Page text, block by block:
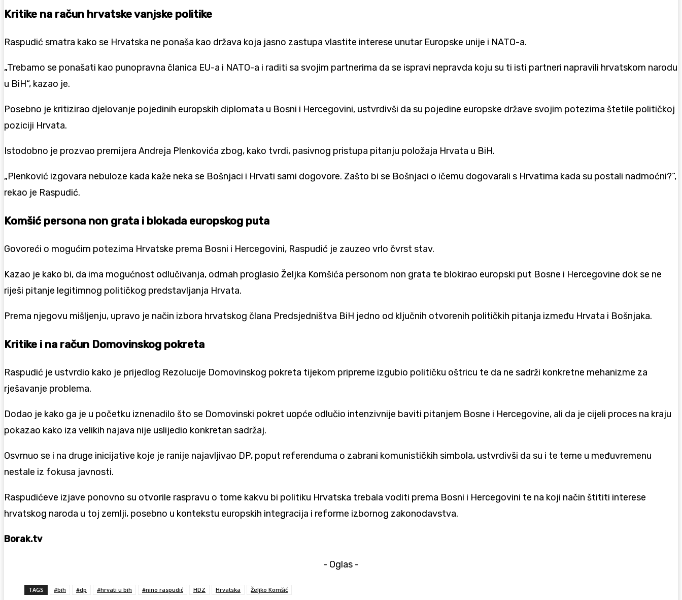
Kritike na račun hrvatske vanjske politike
Raspudić smatra kako se Hrvatska ne ponaša kao država koja jasno zastupa vlastite interese unutar Europske unije i NATO-a.
„Trebamo se ponašati kao punopravna članica EU-a i NATO-a i raditi sa svojim partnerima da se ispravi nepravda koju su ti isti partneri napravili hrvatskom narodu
u BiH“, kazao je.
Posebno je kritizirao djelovanje pojedinih europskih diplomata u Bosni i Hercegovini, ustvrdivši da su pojedine europske države svojim potezima štetile političkoj
poziciji Hrvata.
Istodobno je prozvao premijera Andreja Plenkovića zbog, kako tvrdi, pasivnog pristupa pitanju položaja Hrvata u BiH.
„Plenković izgovara nebuloze kada kaže neka se Bošnjaci i Hrvati sami dogovore. Zašto bi se Bošnjaci o ičemu dogovarali s Hrvatima kada su postali nadmoćni?“,
rekao je Raspudić.
Komšić persona non grata i blokada europskog puta
Govoreći o mogućim potezima Hrvatske prema Bosni i Hercegovini, Raspudić je zauzeo vrlo čvrst stav.
Kazao je kako bi, da ima mogućnost odlučivanja, odmah proglasio Željka Komšića personom non grata te blokirao europski put Bosne i Hercegovine dok se ne
riješi pitanje legitimnog političkog predstavljanja Hrvata.
Prema njegovu mišljenju, upravo je način izbora hrvatskog člana Predsjedništva BiH jedno od ključnih otvorenih političkih pitanja između Hrvata i Bošnjaka.
Kritike i na račun Domovinskog pokreta
Raspudić je ustvrdio kako je prijedlog Rezolucije Domovinskog pokreta tijekom pripreme izgubio političku oštricu te da ne sadrži konkretne mehanizme za
rješavanje problema.
Dodao je kako ga je u početku iznenadilo što se Domovinski pokret uopće odlučio intenzivnije baviti pitanjem Bosne i Hercegovine, ali da je cijeli proces na kraju
pokazao kako iza velikih najava nije uslijedio konkretan sadržaj.
Osvrnuo se i na druge inicijative koje je ranije najavljivao DP, poput referenduma o zabrani komunističkih simbola, ustvrdivši da su i te teme u međuvremenu
nestale iz fokusa javnosti.
Raspudićeve izjave ponovno su otvorile raspravu o tome kakvu bi politiku Hrvatska trebala voditi prema Bosni i Hercegovini te na koji način štititi interese
hrvatskog naroda u toj zemlji, posebno u kontekstu europskih integracija i reforme izbornog zakonodavstva.
Borak.tv
- Oglas -
TAGS #bih #dp #hrvati u bih #nino raspudić HDZ Hrvatska Željko Komšić